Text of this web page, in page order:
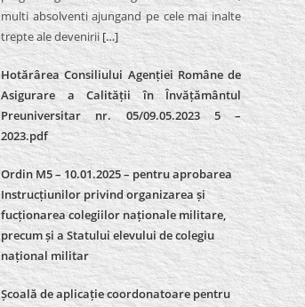
multi absolventi ajungand pe cele mai inalte
trepte ale devenirii […]
Hotărârea Consiliului Agenției Române de
Asigurare a Calității în Învățământul
Preuniversitar nr. 05/09.05.2023 5 –
2023.pdf
Ordin M5 – 10.01.2025 – pentru aprobarea
Instrucțiunilor privind organizarea și
fucționarea colegiilor naționale militare,
precum și a Statului elevului de colegiu
național militar
Școală de aplicație coordonatoare pentru